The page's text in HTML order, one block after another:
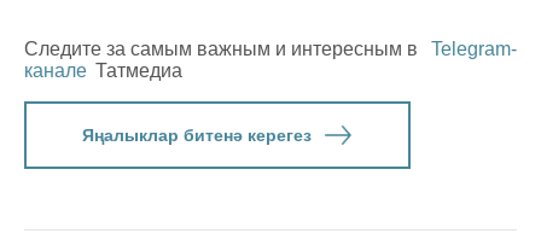
Следите за самым важным и интересным в
Telegram-
канале Татмедиа
Яңалыклар битенә керегез